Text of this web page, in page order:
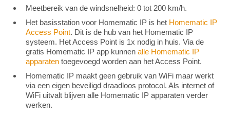
Meetbereik van de windsnelheid: 0 tot 200 km/h.
Het basisstation voor Homematic IP is het Homematic IP
Access Point. Dit is de hub van het Homematic IP
systeem. Het Access Point is 1x nodig in huis. Via de
gratis Homematic IP app kunnen alle Homematic IP
apparaten toegevoegd worden aan het Access Point.
Homematic IP maakt geen gebruik van WiFi maar werkt
via een eigen beveiligd draadloos protocol. Als internet of
WiFi uitvalt blijven alle Homematic IP apparaten verder
werken.